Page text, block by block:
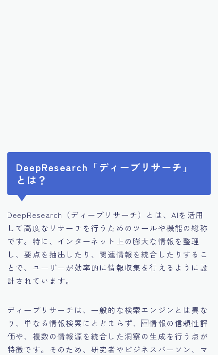
DeepResearch「ディープリサーチ」
とは？
DeepResearch（ディープリサーチ）とは、AIを活用
して高度なリサーチを行うためのツールや機能の総称
です。特に、インターネット上の膨大な情報を整理
し、要点を抽出したり、関連情報を統合したりするこ
とで、ユーザーが効率的に情報収集を行えるように設
計されています。
ディープリサーチは、一般的な検索エンジンとは異な
り、単なる情報検索にとどまらず、 情報の信頼性評
価や、複数の情報源を統合した洞察の生成を行う点が
特徴です。そのため、研究者やビジネスパーソン、マ